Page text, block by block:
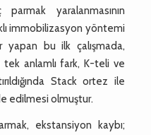
yaralanmasının
immobilizasyon yöntemi
yapan bu ilk çalışmada,
anlamlı fark, K-teli ve
Stack ortez ile
edilmesi olmuştur.
ekstansiyon kaybı;